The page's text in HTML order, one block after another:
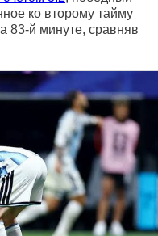
ко второму тайму
83-й минуте, сравняв